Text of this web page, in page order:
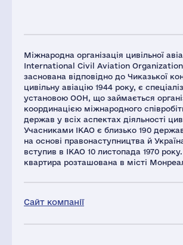
Міжнародна організація цивільної
International Civil Aviation
заснована відповідно до Чиказької
цивільну авіацію 1944 року, є
установою ООН, що займається
координацією міжнародного
держав у всіх аспектах діяльності
Учасниками ІКАО є близько 190
на основі правонаступництва й
вступив в ІКАО 10 листопада 1970
квартира розташована в місті
Сайт компанії